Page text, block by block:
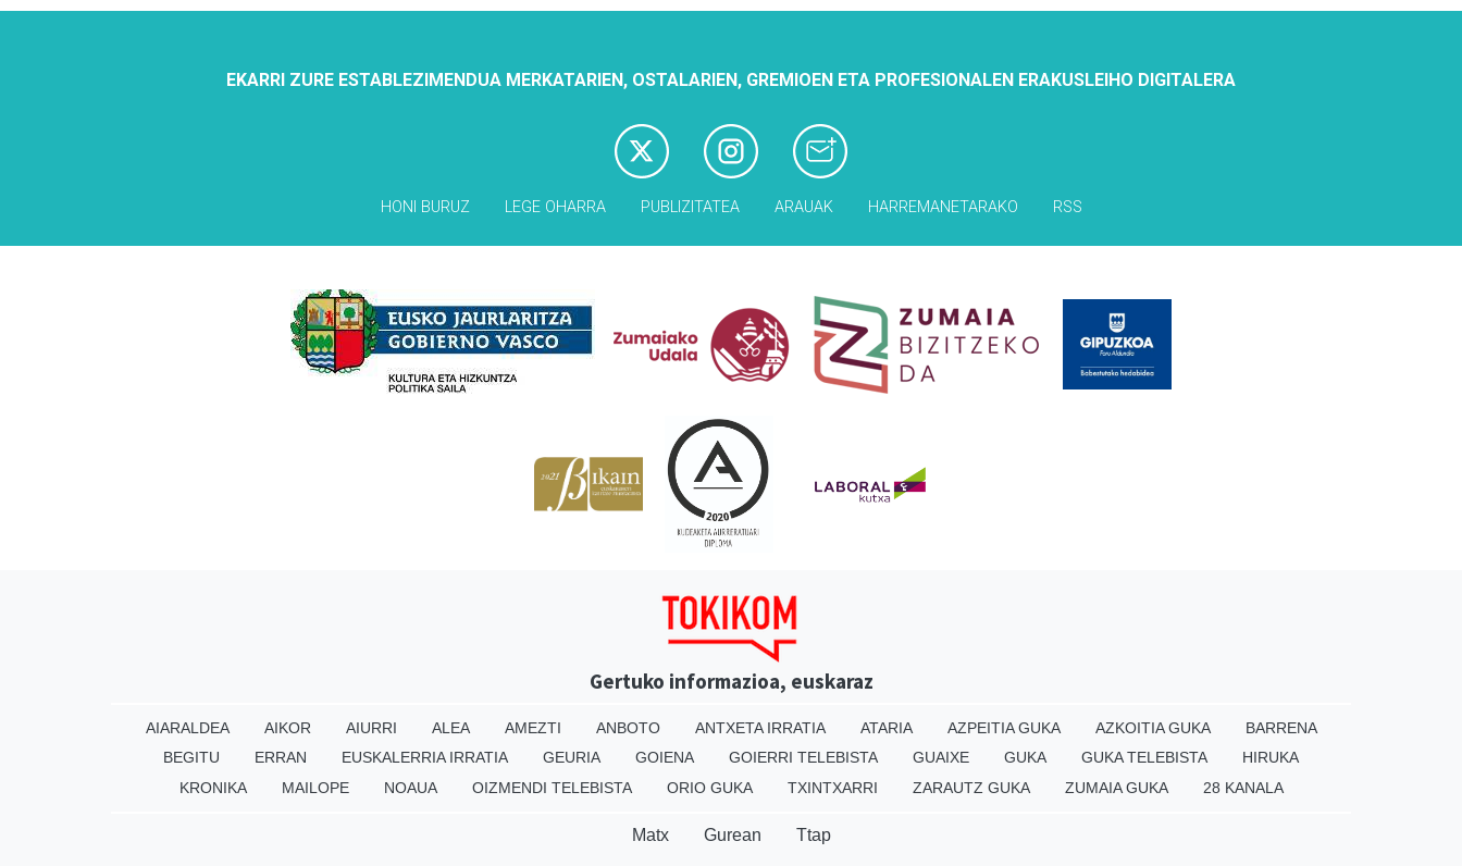
EKARRI ZURE ESTABLEZIMENDUA MERKATARIEN, OSTALARIEN, GREMIOEN ETA PROFESIONALEN ERAKUSLEIHO DIGITALERA
HONI BURUZ LEGE OHARRA PUBLIZITATEA ARAUAK HARREMANETARAKO RSS
Gertuko informazioa, euskaraz
AIARALDEA AIKOR AIURRI ALEA AMEZTI ANBOTO ANTXETA IRRATIA ATARIA AZPEITIA GUKA AZKOITIA GUKA
BARRENA
BEGITU
ERRAN EUSKALERRIA IRRATIA GEURIA GOIENA GOIERRI TELEBISTA GUAIXE GUKA GUKA TELEBISTA
HIRUKA
KRONIKA
MAILOPE NOAUA OIZMENDI TELEBISTA ORIO GUKA TXINTXARRI ZARAUTZ GUKA ZUMAIA GUKA 28 KANALA
Matx Gurean Ttap